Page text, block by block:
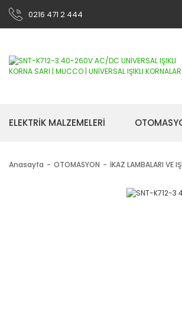
0216 471 2 444
ELEKTRİK MALZEMELERİ
Anasayfa OTOMASYON İKAZ LAMBALARI VE